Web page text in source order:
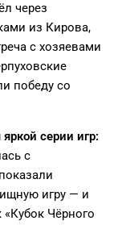
через
из Кирова,
с хозяевами
победу со
серии игр:
с
игру — и
Чёрного